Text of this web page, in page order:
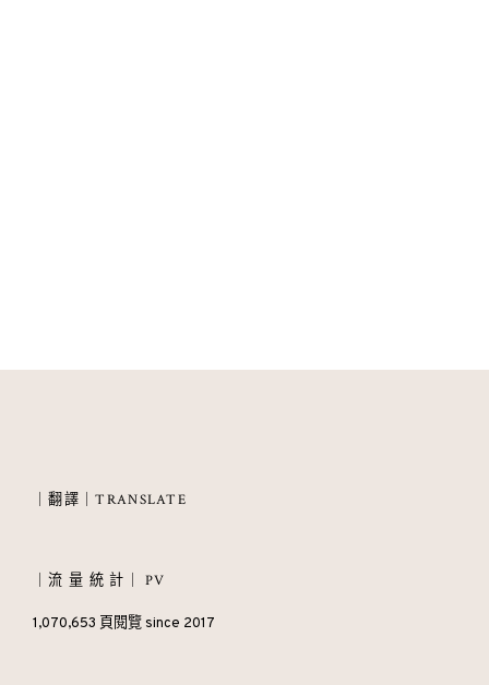
｜翻譯｜TRANSLATE
｜流 量 統 計｜ PV
1,070,653 頁閱覽 since 2017